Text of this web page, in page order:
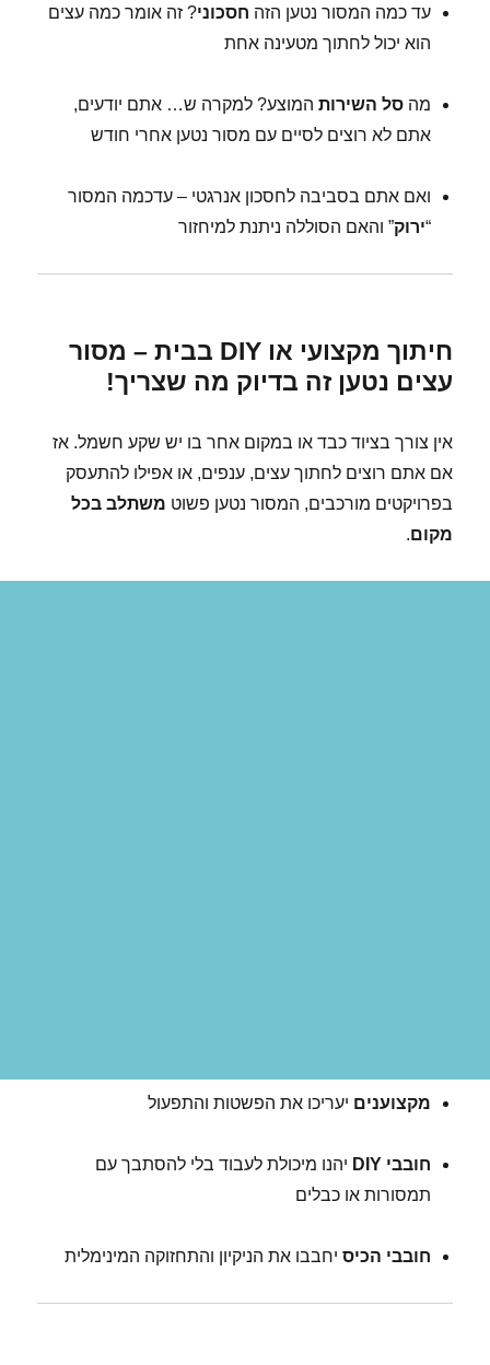
עד כמה המסור נטען הזה חסכוני? זה אומר כמה עצים
הוא יכול לחתוך מטעינה אחת
מהסל השירות המוצע? למקרה ש… אתם יודעים,
אתם לא רוצים לסיים עם מסור נטען אחרי חודש
ואם אתם בסביבה לחסכון אנרגטי – עדכמה המסור
“ירוק” והאם הסוללה ניתנת למיחזור
חיתוך מקצועי או DIY בבית – מסור
עצים נטען זה בדיוק מה שצריך!
אין צורך בציוד כבד או במקום אחר בו יש שקע חשמל. אז
אם אתם רוצים לחתוך עצים, ענפים, או אפילו להתעסק
בפרויקטים מורכבים, המסור נטען פשוט משתלב בכל
מקום.
מקצוענים יעריכו את הפשטות והתפעול
חובבי DIY
יהנו מיכולת לעבוד בלי להסתבך עם
תמסורות או כבלים
חובבי הכיס יחבבו את הניקיון והתחזוקה המינימלית